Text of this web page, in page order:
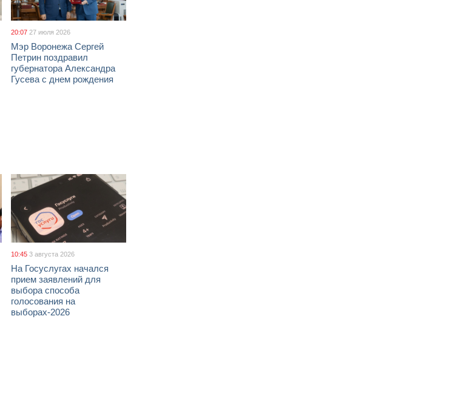
20:07 27 июля 2026
Мэр Воронежа Сергей
Петрин поздравил
губернатора Александра
Гусева с днем рождения
10:45 3 августа 2026
На Госуслугах начался
прием заявлений для
выбора способа
голосования на
выборах-2026